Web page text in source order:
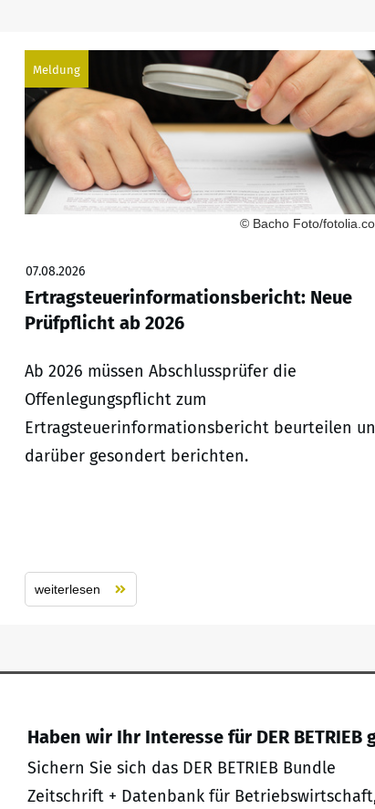
Meldung
© Bacho Foto/
07.08.2026
Ertragsteuerinformationsbericht: Neue
Prüfpflicht ab 2026
Ab 2026 müssen Abschlussprüfer die
Offenlegungspflicht zum
Ertragsteuerinformationsbericht beurteilen
darüber gesondert berichten.
weiterlesen
Haben wir Ihr Interesse für DER BETRIEB
Sichern Sie sich das DER BETRIEB Bundle
Zeitschrift + Datenbank für